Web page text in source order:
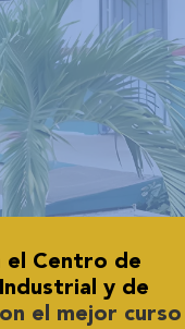
el Centro de
y de
el mejor curso